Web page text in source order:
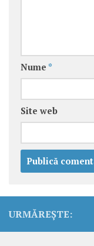
Nume *
Site web
URMĂREȘTE: